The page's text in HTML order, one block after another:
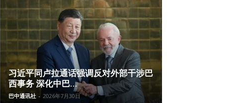
习近平同卢拉通话强调反对外部干涉巴
西事务 深化中巴...
巴中通讯社 - 2026年7月30日